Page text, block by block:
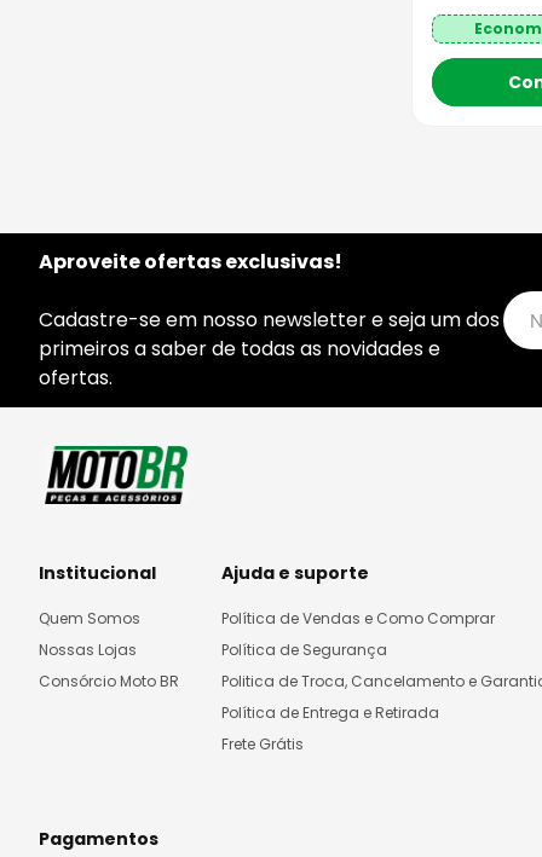
Aproveite ofertas exclusivas!
Cadastre-se em nosso newsletter e seja um dos
primeiros a saber de todas as novidades e
ofertas.
Institucional
Quem Somos
Nossas Lojas
Consórcio Moto BR
Ajuda e suporte
Política de Vendas e Como Comprar
Política de Segurança
Politica de Troca, Cancelamento e
Política de Entrega e Retirada
Frete Grátis
Pagamentos